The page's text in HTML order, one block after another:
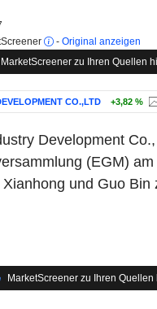
- Original anzeigen
MarketScreener zu Ihren Quellen
CO.,LTD +3,82 %
Development
(EGM)
und Guo Bin
MarketScreener zu Ihren Quellen